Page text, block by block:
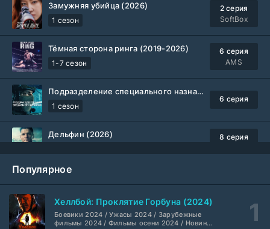
Замужняя убийца (2026)
1 сезон
2 серия
SoftBox
Тёмная сторона ринга (2019-2026)
1-7 сезон
6 серия
AMS
Подразделение специального назначения (2026)
1 сезон
6 серия
Дельфин (2026)
8 серия
Шугар (2026)
Популярное
Хеллбой: Проклятие Горбуна (2024)
Боевики 2024 / Ужасы 2024 / Зарубежные
фильмы 2024 / Фильмы осени 2024 / Новинки